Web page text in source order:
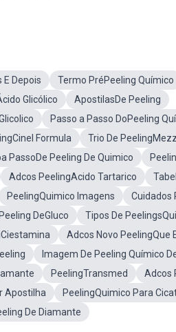
Depois Termo PréPeeling Químico
Glicólico
ApostilasDe Peeling
Passo a Passo DoPeeling
Formula
Trio De
PassoDe Peeling De Quimico
Adcos PeelingAcido Tartarico
PeelingQuimico Imagens
Cuidados
Peeling DeGluco
Tipos De
Adcos Novo PeelingQue
Imagem De Peeling Químico
PeelingTransmed
Adcos
Apostilha PeelingQuimico Para
De Diamante